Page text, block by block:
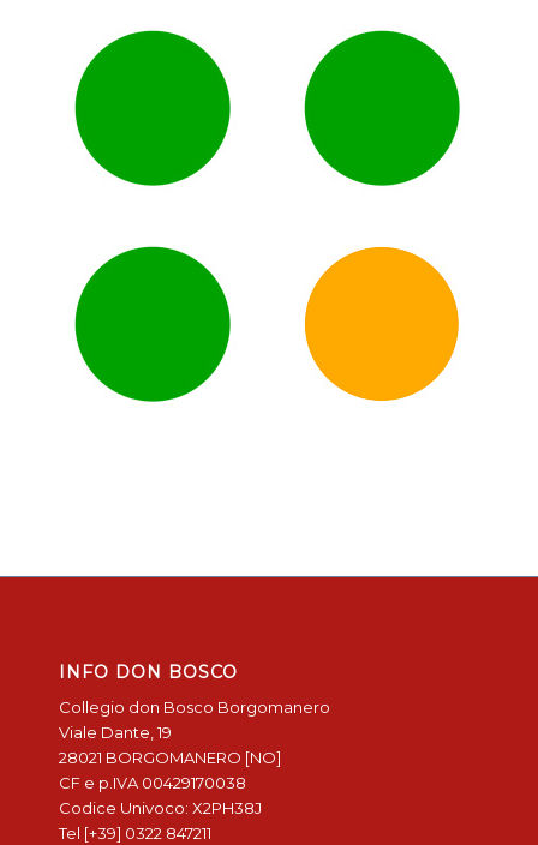
INFO DON BOSCO
Collegio don Bosco Borgomanero
Viale Dante, 19
28021 BORGOMANERO [NO]
CF e p.IVA 00429170038
Codice Univoco: X2PH38J
Tel [+39] 0322 847211